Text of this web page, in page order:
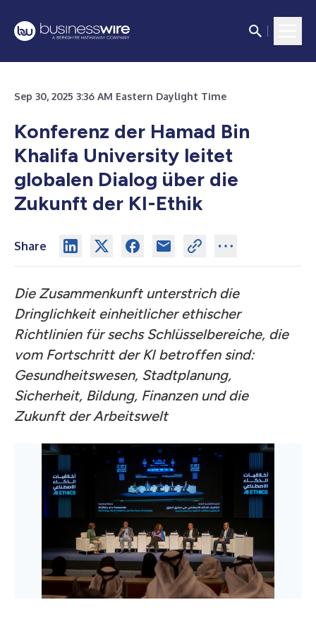
Sep 30, 2025 3:36 AM Eastern Daylight Time
Konferenz der Hamad Bin
Khalifa University leitet
globalen Dialog über die
Zukunft der KI-Ethik
Share
Die Zusammenkunft unterstrich die
Dringlichkeit einheitlicher ethischer
Richtlinien für sechs Schlüsselbereiche, die
vom Fortschritt der KI betroffen sind:
Gesundheitswesen, Stadtplanung,
Sicherheit, Bildung, Finanzen und die
Zukunft der Arbeitswelt